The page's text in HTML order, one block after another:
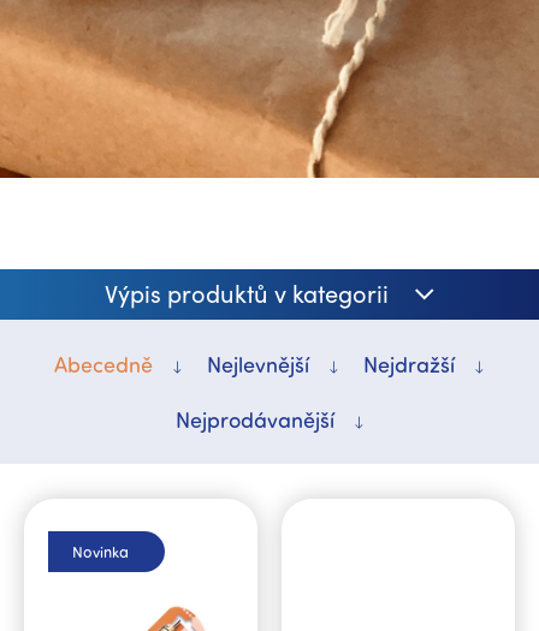
Výpis produktů v kategorii
Abecedně Nejlevnější
Nejdražší
Nejprodávanější
Novinka